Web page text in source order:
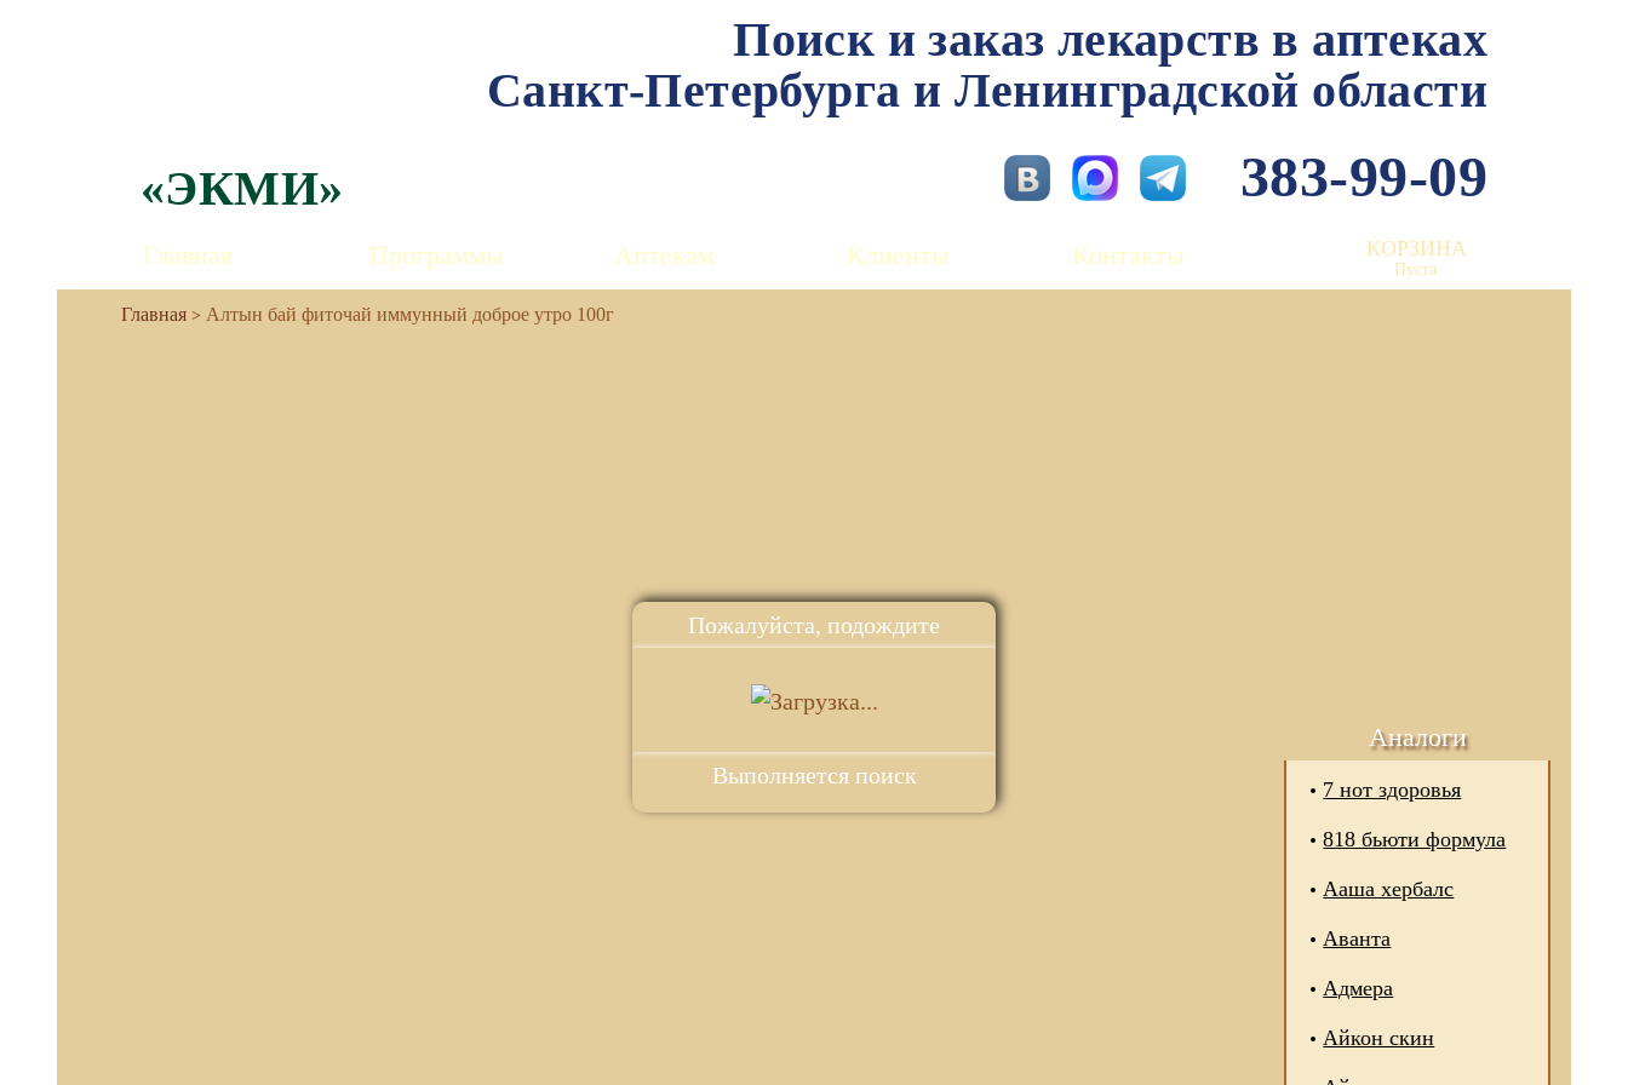
Пожалуйста, подождите
Выполняется поиск
Поиск и заказ лекарств в аптеках
Санкт-Петербурга и Ленинградской области
383-99-09
«ЭКМИ»
Главная Программы Аптекам Клиенты Контакты КОРЗИНА
Пуста
Алтын бай фиточай иммунный доброе утро 100г
Аналоги
7 нот здоровья
818 бьюти формула
Ааша хербалс
Аванта
Адмера
Айкон скин